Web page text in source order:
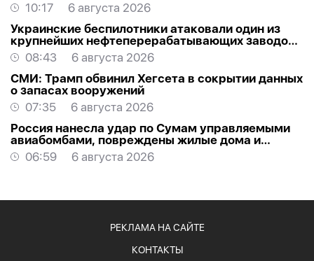
10:17
6 августа 2026
Украинские беспилотники атаковали один из
крупнейших нефтеперерабатывающих заводов
России в Ярославской области
08:43
6 августа 2026
СМИ: Трамп обвинил Хегсета в сокрытии данных
о запасах вооружений
07:35
6 августа 2026
Россия нанесла удар по Сумам управляемыми
авиабомбами, повреждены жилые дома и
торговый центр
06:59 6 августа 2026
РЕКЛАМА НА САЙТЕ
КОНТАКТЫ